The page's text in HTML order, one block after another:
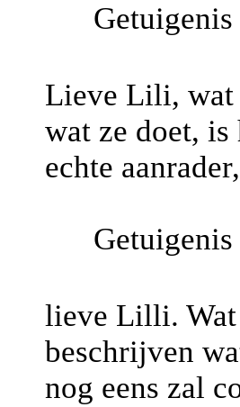
Lieve Lili, wat
wat ze doet, is
echte
lieve Lilli. Wat
beschrijven
nog eens zal